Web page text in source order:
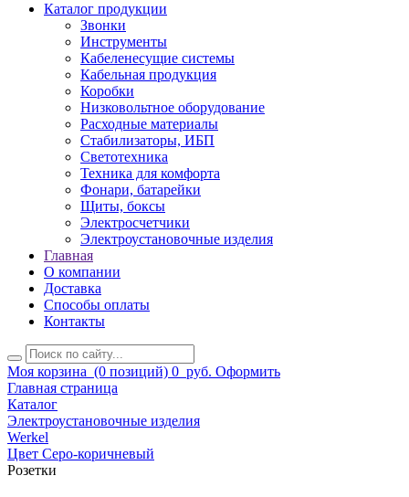
Каталог продукции
Звонки
Инструменты
Кабеленесущие системы
Кабельная продукция
Коробки
Низковольтное оборудование
Расходные материалы
Стабилизаторы, ИБП
Светотехника
Техника для комфорта
Фонари, батарейки
Щиты, боксы
Электросчетчики
Электроустановочные изделия
Главная
О компании
Доставка
Способы оплаты
Контакты
Моя корзина (0 позиций) 0 руб. Оформить
Главная страница
Каталог
Электроустановочные изделия
Werkel
Цвет Серо-коричневый
Розетки